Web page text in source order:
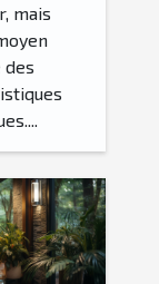
mais
des